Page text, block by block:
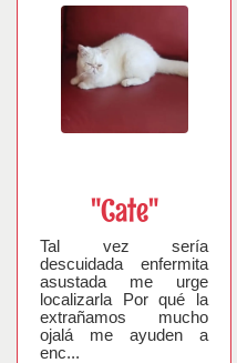
"Cate"
Tal vez sería
descuidada enfermita
asustada me urge
localizarla Por qué la
extrañamos mucho
ojalá me ayuden a
enc...